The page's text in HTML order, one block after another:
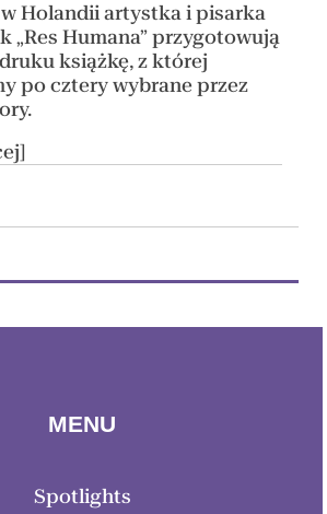
Holandii artystka i pisarka
„Res Humana” przygotowują
książkę, z której
po cztery wybrane przez
MENU
Spotlights